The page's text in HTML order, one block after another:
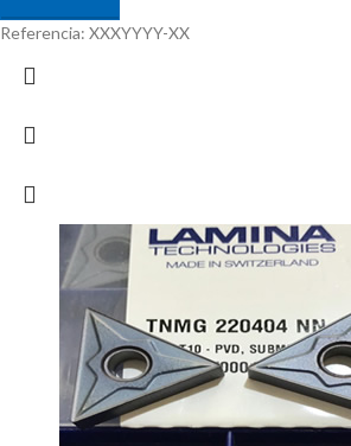
Referencia: XXXYYYY-XX